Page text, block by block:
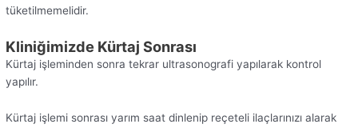
tüketilmemelidir.
Kliniğimizde Kürtaj Sonrası
Kürtaj işleminden sonra tekrar ultrasonografi yapılarak kontrol
yapılır.
Kürtaj işlemi sonrası yarım saat dinlenip reçeteli ilaçlarınızı alarak